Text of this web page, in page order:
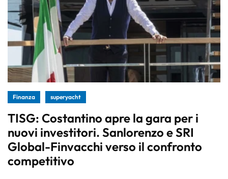
Finanza superyacht
TISG: Costantino apre la gara per i
nuovi investitori. Sanlorenzo e SRI
Global-Finvacchi verso il confronto
competitivo